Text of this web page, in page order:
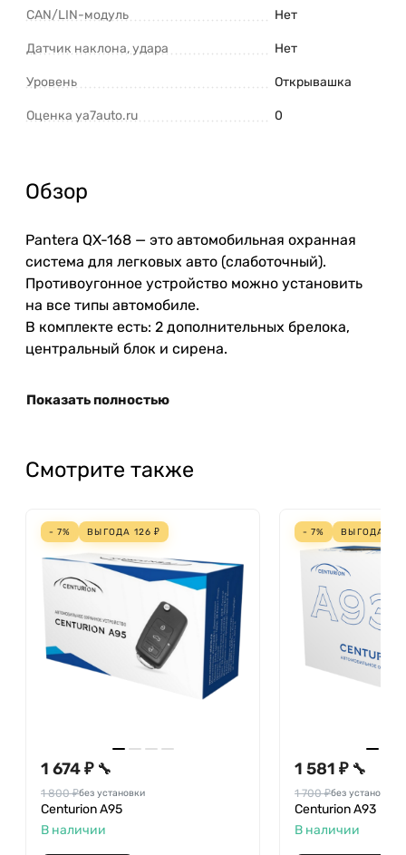
CAN/LIN-модуль Нет
Датчик наклона, удара Нет
Уровень Открывашка
Оценка ya7auto.ru 0
Обзор
Pantera QX-168 — это автомобильная охранная
система для легковых авто (слаботочный).
Противоугонное устройство можно установить
на все типы автомобиле.
В комплекте есть: 2 дополнительных брелока,
центральный блок и сирена.
Показать полностью
Смотрите также
- 7% ВЫГОДА 126 ₽
1 674 ₽ 🔧
1 800 ₽без установки
Centurion A95
В наличии
- 7% ВЫГОДА
1 581 ₽ 🔧
1 700 ₽без установки
Centurion A93
В наличии